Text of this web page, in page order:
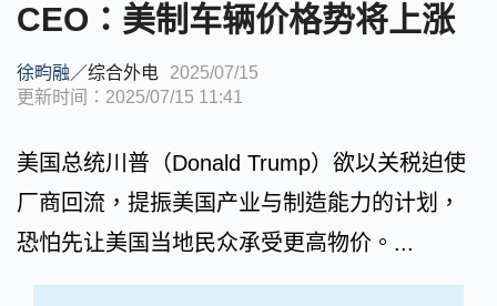
CEO：美制车辆价格势将上涨
徐畇融 ／综合外电
2025/07/15
更新时间：2025/07/15 11:41
美国总统川普（Donald Trump）欲以关税迫使
厂商回流，提振美国产业与制造能力的计划，
恐怕先让美国当地民众承受更高物价。...